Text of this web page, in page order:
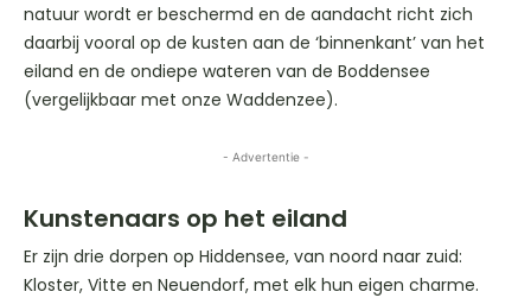
natuur wordt er beschermd en de aandacht richt zich
daarbij vooral op de kusten aan de ‘binnenkant’ van het
eiland en de ondiepe wateren van de Boddensee
(vergelijkbaar met onze Waddenzee).
- Advertentie -
Kunstenaars op het eiland
Er zijn drie dorpen op Hiddensee, van noord naar zuid:
Kloster, Vitte en Neuendorf, met elk hun eigen charme.